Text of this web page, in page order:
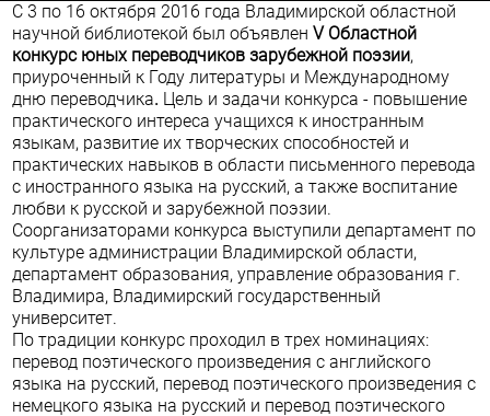
C 3 по 16 октября 2016 года Владимирской областной
научной библиотекой был объявлен V Областной
конкурс юных переводчиков зарубежной поэзии,
приуроченный к Году литературы и Международному
дню переводчика. Цель и задачи конкурса - повышение
практического интереса учащихся к иностранным
языкам, развитие их творческих способностей и
практических навыков в области письменного перевода
с иностранного языка на русский, а также воспитание
любви к русской и зарубежной поэзии.
Соорганизаторами конкурса выступили департамент по
культуре администрации Владимирской области,
департамент образования, управление образования г.
Владимира, Владимирский государственный
университет.
По традиции конкурс проходил в трех номинациях:
перевод поэтического произведения с английского
языка на русский, перевод поэтического произведения с
немецкого языка на русский и перевод поэтического